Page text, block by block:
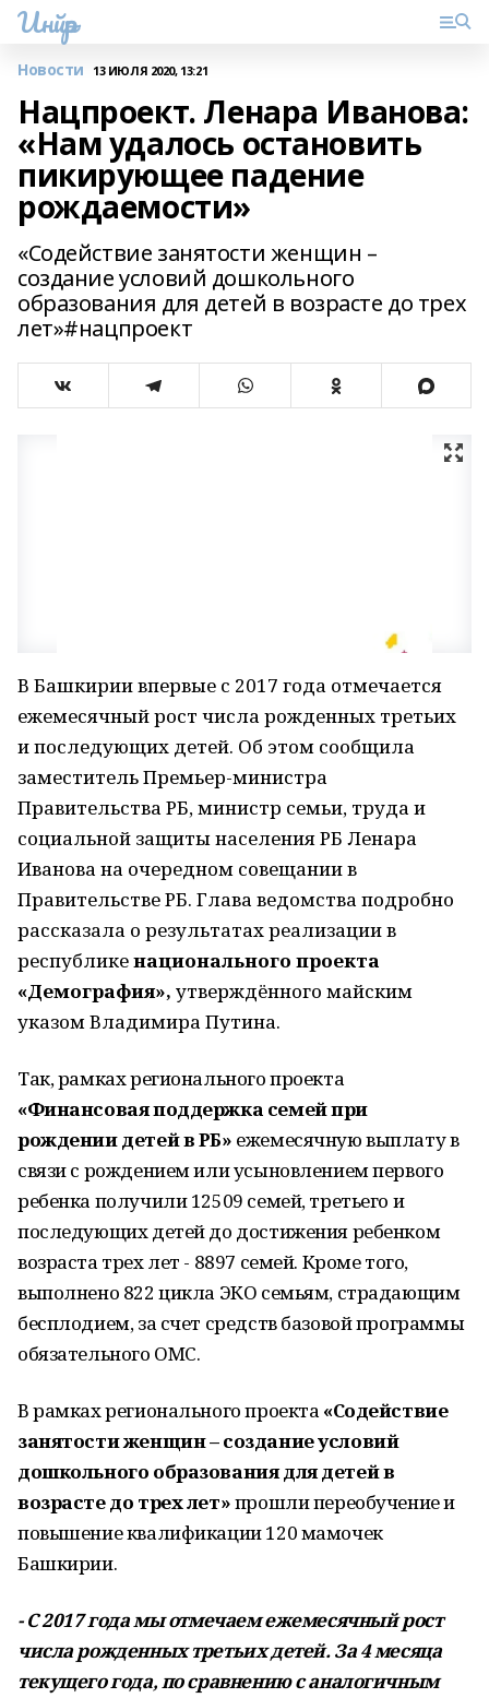
Инйәр
Новости 13 ИЮЛЯ 2020, 13:21
Нацпроект. Ленара Иванова:
«Нам удалось остановить
пикирующее падение
рождаемости»
«Содействие занятости женщин –
создание условий дошкольного
образования для детей в возрасте до трех
лет»#нацпроект
В Башкирии впервые с 2017 года отмечается
ежемесячный рост числа рожденных третьих
и последующих детей. Об этом сообщила
заместитель Премьер-министра
Правительства РБ, министр семьи, труда и
социальной защиты населения РБ Ленара
Иванова на очередном совещании в
Правительстве РБ. Глава ведомства подробно
рассказала о результатах реализации в
республикенационального проекта
«Демография», утверждённого майским
указом Владимира Путина.
Так, рамках регионального проекта
«Финансовая поддержка семей при
рождении детей в РБ» ежемесячную выплату в
связи с рождением или усыновлением первого
ребенка получили 12509 семей, третьего и
последующих детей до достижения ребенком
возраста трех лет - 8897 семей. Кроме того,
выполнено 822 цикла ЭКО семьям, страдающим
бесплодием, за счет средств базовой программы
обязательного ОМС.
В рамках регионального проекта «Содействие
занятости женщин – создание условий
дошкольного образования для детей в
возрасте до трех лет»прошли переобучение и
повышение квалификации 120 мамочек
Башкирии.
- С 2017 года мы отмечаем ежемесячный рост
числа рожденных третьих детей. За 4 месяца
текущего года, по сравнению с аналогичным